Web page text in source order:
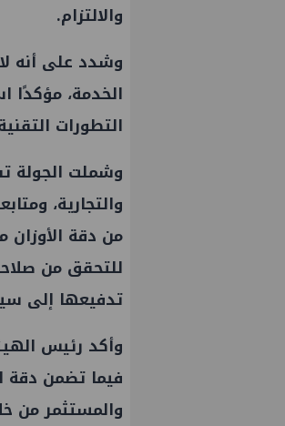
والالتزام.
وشدد على أنه
الخدمة، مؤكدًا
التطورات
وشملت الجولة
والتجارية،
من دقة الأوزان
للتحقق من
تدفيعها إلى
وأكد رئيس
فيما تضمن دقة
والمستثمر من